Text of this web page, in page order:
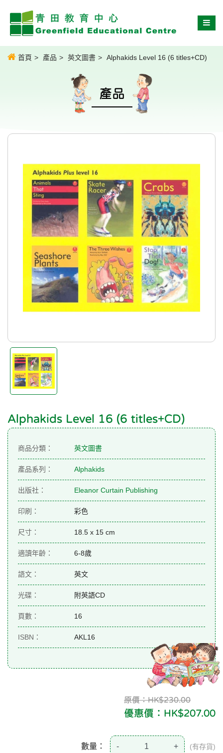
首頁 產品 英文圖書 Alphakids Level 16 (6 titles+CD)
產品
Alphakids Level 16 (6 titles+CD)
商品分類： 英文圖書
產品系列： Alphakids
出版社： Eleanor Curtain Publishing
印刷： 彩色
尺寸： 18.5 x 15 cm
適讀年齡： 6-8歲
語文： 英文
光碟： 附英語CD
頁數： 16
ISBN： AKL16
原價：HK$230.00
優惠價：HK$207.00
數量： - + (有存貨)